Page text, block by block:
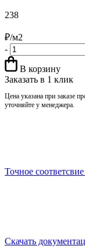
238
₽/м2
-
В корзину
Заказать в 1 клик
Цена указана при заказе
уточняйте у менеджера.
Точное
Скачать